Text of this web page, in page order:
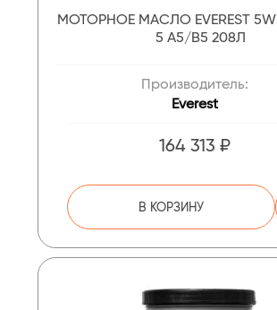
МОТОРНОЕ МАСЛО EVEREST
5 A5/B5 208Л
Производитель:
Everest
164 313 ₽
В КОРЗИНУ